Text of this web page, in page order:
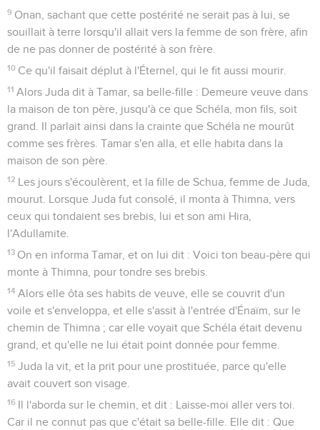
9 Onan, sachant que cette postérité ne serait pas à lui, se
souillait à terre lorsqu'il allait vers la femme de son frère, afin
de ne pas donner de postérité à son frère.
10 Ce qu'il faisait déplut à l'Éternel, qui le fit aussi mourir.
11 Alors Juda dit à Tamar, sa belle-fille : Demeure veuve dans
la maison de ton père, jusqu'à ce que Schéla, mon fils, soit
grand. Il parlait ainsi dans la crainte que Schéla ne mourût
comme ses frères. Tamar s'en alla, et elle habita dans la
maison de son père.
12 Les jours s'écoulèrent, et la fille de Schua, femme de Juda,
mourut. Lorsque Juda fut consolé, il monta à Thimna, vers
ceux qui tondaient ses brebis, lui et son ami Hira,
l'Adullamite.
13 On en informa Tamar, et on lui dit : Voici ton beau-père qui
monte à Thimna, pour tondre ses brebis.
14 Alors elle ôta ses habits de veuve, elle se couvrit d'un
voile et s'enveloppa, et elle s'assit à l'entrée d'Énaïm, sur le
chemin de Thimna ; car elle voyait que Schéla était devenu
grand, et qu'elle ne lui était point donnée pour femme.
15 Juda la vit, et la prit pour une prostituée, parce qu'elle
avait couvert son visage.
16 Il l'aborda sur le chemin, et dit : Laisse-moi aller vers toi.
Car il ne connut pas que c'était sa belle-fille. Elle dit : Que